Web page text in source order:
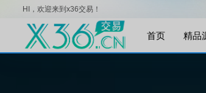
HI，欢迎来到x36交易！
首页 精品